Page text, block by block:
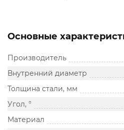
Основные
Производитель
Внутренний диаметр
Толщина стали, мм
Угол, °
Материал